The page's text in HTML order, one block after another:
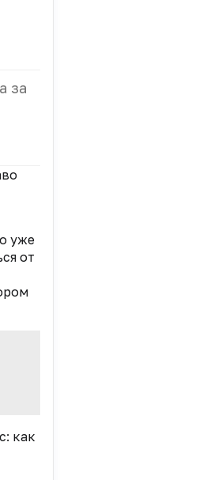
за
уже
от
как